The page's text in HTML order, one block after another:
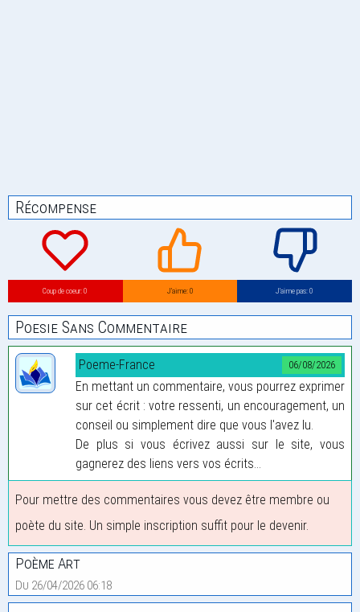
Récompense
Coup de coeur: 0 J’aime: 0 J’aime pas: 0
Poesie Sans Commentaire
06/08/2026
Poeme-France
En mettant un commentaire, vous pourrez exprimer
sur cet écrit : votre ressenti, un encouragement, un
conseil ou simplement dire que vous l'avez lu.
De plus si vous écrivez aussi sur le site, vous
gagnerez des liens vers vos écrits...
Pour mettre des commentaires vous devez être membre ou
poète du site. Un simple inscription suffit pour le devenir.
Poème Art
Du 26/04/2026 06:18